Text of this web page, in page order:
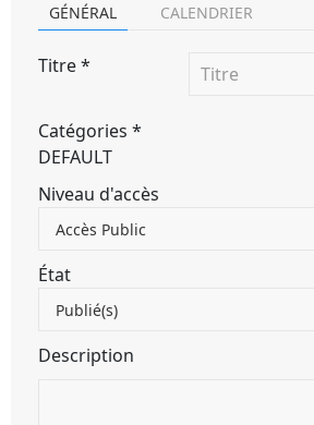
GÉNÉRAL CALENDRIER
Titre*
Catégories *
DEFAULT
Niveau d'accès
Accès Public
État
Publié(s)
Description